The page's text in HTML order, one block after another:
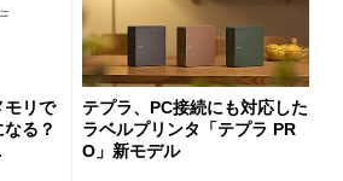
リで
る？
テプラ、PC接続にも対応した
ラベルプリンタ「テプラ PR
O」新モデル